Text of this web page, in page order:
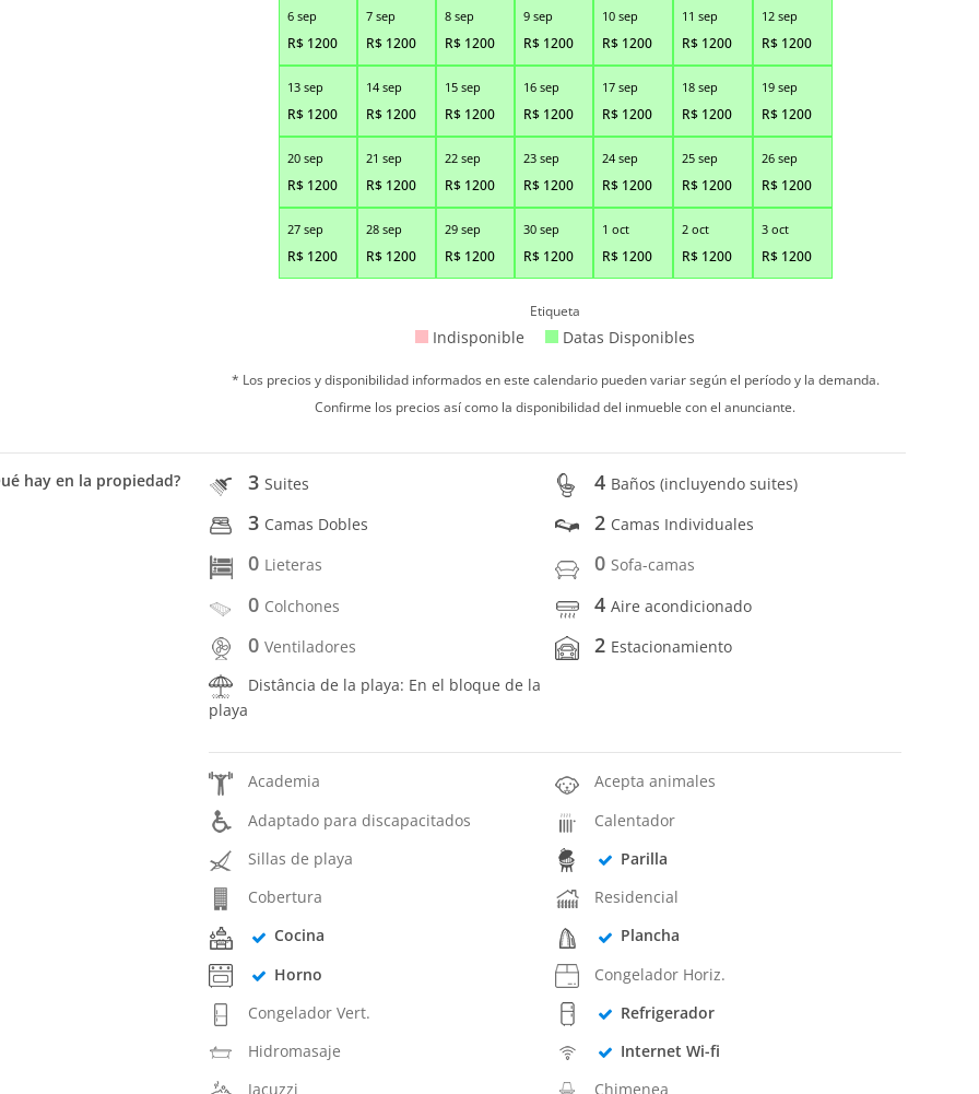
6 sep
R$ 1200
7 sep
R$ 1200
8 sep
R$ 1200
9 sep
R$ 1200
10 sep
R$ 1200
11 sep
R$ 1200
12 sep
R$ 1200
13 sep
R$ 1200
14 sep
R$ 1200
15 sep
R$ 1200
16 sep
R$ 1200
17 sep
R$ 1200
18 sep
R$ 1200
19 sep
R$ 1200
20 sep
R$ 1200
21 sep
R$ 1200
22 sep
R$ 1200
23 sep
R$ 1200
24 sep
R$ 1200
25 sep
R$ 1200
26 sep
R$ 1200
27 sep
R$ 1200
28 sep
R$ 1200
29 sep
R$ 1200
30 sep
R$ 1200
1 oct
R$ 1200
2 oct
R$ 1200
3 oct
R$ 1200
Etiqueta
Indisponible Datas Disponibles
* Los precios y disponibilidad informados en este calendario pueden variar según el período y la demanda.
Confirme los precios así como la disponibilidad del inmueble con el anunciante.
hay en la propiedad? 3Suites 4 Baños (incluyendo suites)
3 Camas Dobles 2 Camas Individuales
0 Lieteras 0 Sofa-camas
0 Colchones 4Aire acondicionado
0Ventiladores 2 Estacionamiento
Distância de la playa: En el bloque de la
playa
Academia
Acepta animales
Adaptado para discapacitados
Calentador
Sillas de playa
Parilla
Cobertura
Residencial
Cocina
Plancha
Horno
Congelador Horiz.
Congelador Vert.
Refrigerador
Hidromasaje
Internet Wi-fi
Jacuzzi
Chimenea